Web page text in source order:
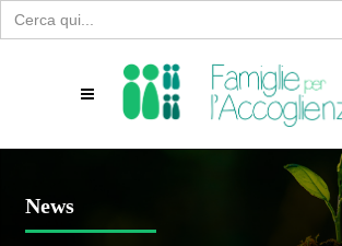
Search
for:
News